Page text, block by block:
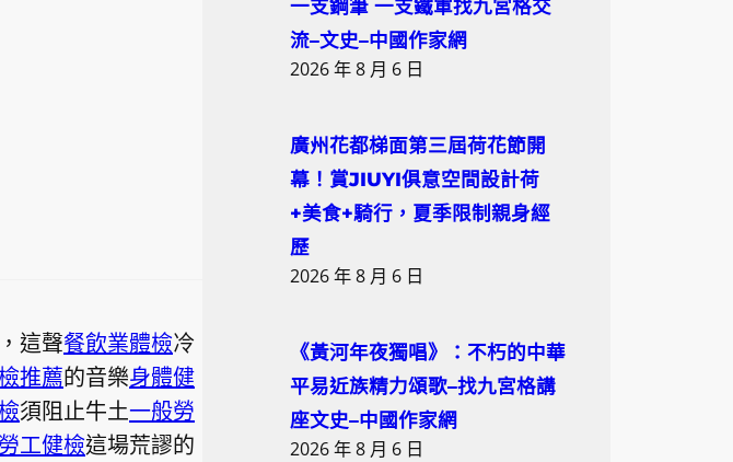
，這聲餐飲業體檢冷
推薦的音樂身體健
須阻止牛土一般勞
工健檢這場荒謬的
一支鋼筆 一支鐵軍找九宮格交
流–文史–中國作家網
2026 年 8 月 6 日
廣州花都梯面第三屆荷花節開
幕！賞JIUYI俱意空間設計荷
+美食+騎行，夏季限制親身經
歷
2026 年 8 月 6 日
《黃河年夜獨唱》：不朽的中華
平易近族精力頌歌–找九宮格講
座文史–中國作家網
2026 年 8 月 6 日